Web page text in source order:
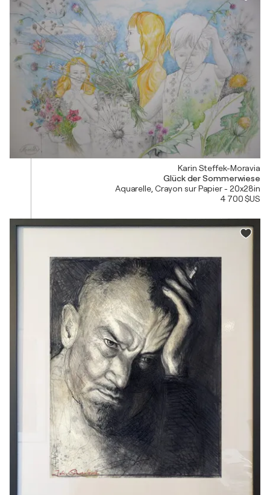
Karin Steffek-Moravia
Glück der Sommerwiese
Aquarelle, Crayon sur Papier - 20x28in
4 700 $US